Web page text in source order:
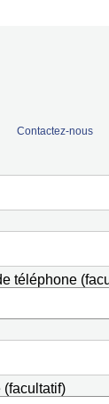
Contactez-nous
téléphone
(facultatif)